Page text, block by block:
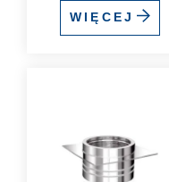
WIĘCEJ